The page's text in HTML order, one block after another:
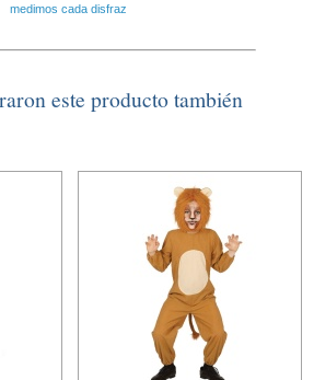
medimos cada disfraz
este producto también